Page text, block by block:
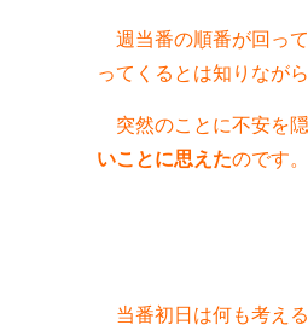
週当番の順番が回っ
ってくるとは知りなが
突然のことに不安を
いことに思えたのです。
当番初日は何も考え